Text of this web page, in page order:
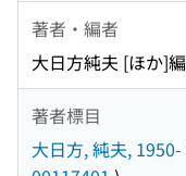
著者・編者
大日方純夫 [ほか]編
著者標目
大日方, 純夫, 1950-